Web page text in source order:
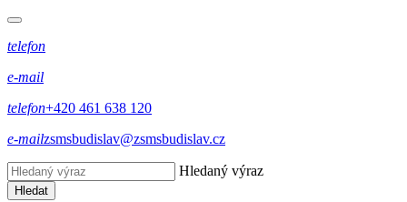
telefon
e-mail
telefon+420 461 638 120
e-mailzsmsbudislav@zsmsbudislav.cz
Hledaný výraz
Hledat